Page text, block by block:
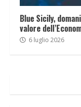
Blue Sicily,
valore
6 luglio 2026